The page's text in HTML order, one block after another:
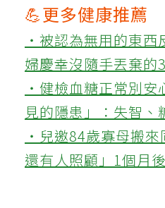
💪更多健康推薦
‧被認為無用的東西
婦慶幸沒隨手丟棄的
‧健檢血糖正常別安
見的隱患」：失智、
‧兒邀84歲寡母搬來
還有人照顧」1個月